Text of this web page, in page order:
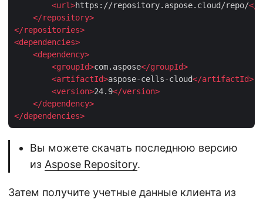
<url>https://repository.aspose.cloud/repo/</
</repository>
</repositories>
<dependencies>
<dependency>
<groupId>com.aspose</groupId>
<artifactId>aspose-cells-cloud</artifactId>
<version>24.9</version>
</dependency>
</dependencies>
Вы можете скачать последнюю версию
из Aspose Repository.
Затем получите учетные данные клиента из